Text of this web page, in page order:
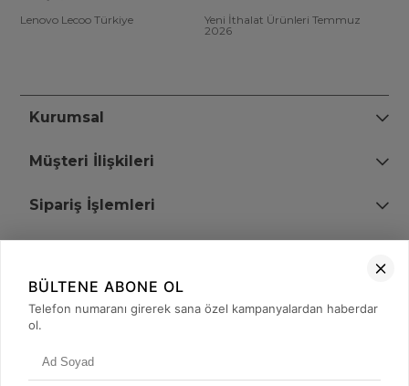
Lenovo Lecoo Türkiye
Yeni İthalat Ürünleri Temmuz
2026
Kurumsal
Müşteri İlişkileri
Sipariş İşlemleri
+90 (850) 473 08 08
BÜLTENE ABONE OL
Telefon numaranı girerek sana özel kampanyalardan haberdar
ol.